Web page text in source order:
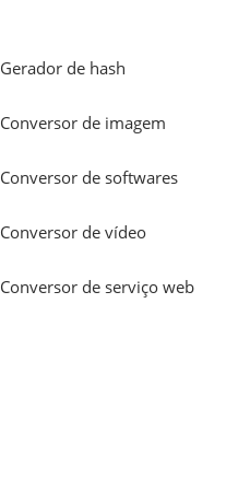
Gerador de hash
Conversor de imagem
Conversor de softwares
Conversor de vídeo
Conversor de serviço web